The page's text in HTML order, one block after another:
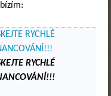
RYCHLÉ
RYCHLÉ